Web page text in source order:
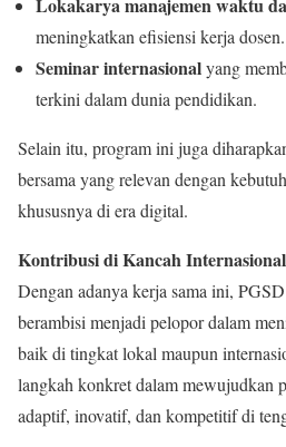
meningkatkan efisiensi kerja dosen.
Seminar internasionalyang
terkini dalam dunia pendidikan.
Selain itu, program ini juga
bersama yang relevan dengan
khususnya di era digital.
Kontribusi di Kancah Internasional
Dengan adanya kerja sama ini,
berambisi menjadi pelopor dalam
baik di tingkat lokal maupun
langkah konkret dalam mewujudkan
adaptif, inovatif, dan kompetitif di